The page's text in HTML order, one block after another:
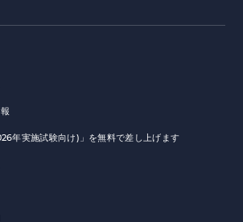
年実施試験向け)」を無料で差し上げます